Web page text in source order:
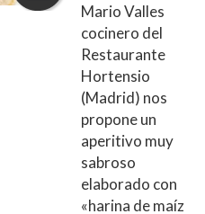
Mario Valles
cocinero del
Restaurante
Hortensio
(Madrid) nos
propone un
aperitivo muy
sabroso
elaborado con
«harina de maíz